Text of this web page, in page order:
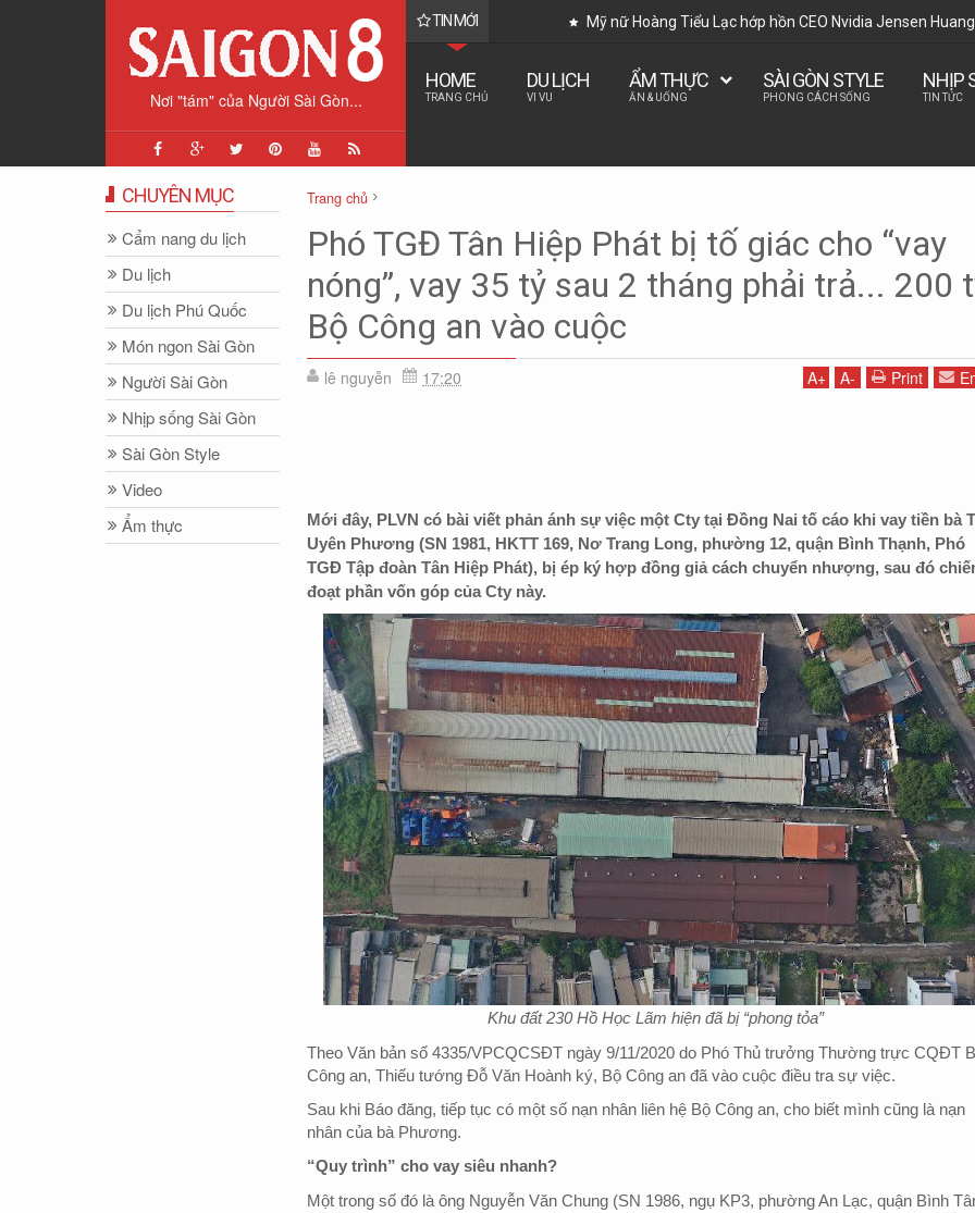
Nơi "tám" của Người Sài Gòn...
TIN MỚI
báo cổ điển giúp "giải cứu Đại tá phi công F-15E" như thế nào? Mỹ nữ Hoàng Tiểu Lạc hớp hồn CEO Nvidia Jensen
HOME
TRANG CHỦ
DU LỊCH
VI VU
ẨM THỰC
ĂN & UỐNG
SÀI GÒN STYLE
PHONG CÁCH SỐNG
NHỊP
TIN TỨC
Trang chủ
Unlabelled
Phó TGĐ Tân Hiệp Phát bị tố giác cho “vay nóng”, vay 35 tỷ sau 2 tháng phải trả... 200 tỷ: Bộ Công an vào
Phó TGĐ Tân Hiệp Phát bị tố giác cho “vay
nóng”, vay 35 tỷ sau 2 tháng phải trả... 200
Bộ Công an vào cuộc
lê nguyễn 17:20 A+ A- Print
Mới đây, PLVN có bài viết phản ánh sự việc một Cty tại Đồng Nai tố cáo khi vay tiền bà
Uyên Phương (SN 1981, HKTT 169, Nơ Trang Long, phường 12, quận Bình Thạnh, Phó
TGĐ Tập đoàn Tân Hiệp Phát), bị ép ký hợp đồng giả cách chuyển nhượng, sau đó
đoạt phần vốn góp của Cty này.
Khu đất 230 Hồ Học Lãm hiện đã bị “phong tỏa”
Theo Văn bản số 4335/VPCQCSĐT ngày 9/11/2020 do Phó Thủ trưởng Thường trực CQĐT
Công an, Thiếu tướng Đỗ Văn Hoành ký, Bộ Công an đã vào cuộc điều tra sự việc.
Sau khi Báo đăng, tiếp tục có một số nạn nhân liên hệ Bộ Công an, cho biết mình cũng là nạn
nhân của bà Phương.
“Quy trình” cho vay siêu nhanh?
Một trong số đó là ông Nguyễn Văn Chung (SN 1986, ngụ KP3, phường An Lạc, quận Bình
CHUYÊN MỤC
Cẩm nang du lịch
Du lịch
Du lịch Phú Quốc
Món ngon Sài Gòn
Người Sài Gòn
Nhịp sống Sài Gòn
Sài Gòn Style
Video
Ẩm thực